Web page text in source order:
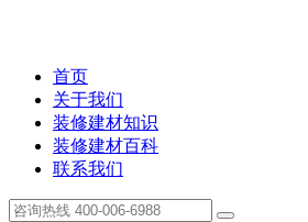
首页
关于我们
装修建材知识
装修建材百科
联系我们